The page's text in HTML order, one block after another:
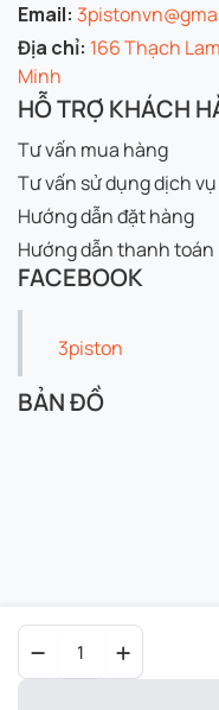
Cầu
Email:
Địa chỉ: 166 Thạch
Minh
HỖ TRỢ KHÁCH
Tư vấn mua hàng
Tư vấn sử dụng dịch vụ
Hướng dẫn đặt hàng
Hướng dẫn thanh toán
FACEBOOK
3piston
BẢN ĐỒ